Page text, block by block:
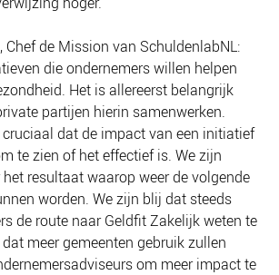
Chef de Mission van SchuldenlabNL:
die ondernemers willen helpen
Het is allereerst belangrijk
partijen hierin samenwerken.
dat de impact van een initiatief
te zien of het effectief is. We zijn
resultaat waarop weer de volgende
worden. We zijn blij dat steeds
de route naar Geldfit Zakelijk weten te
meer gemeenten gebruik zullen
om meer impact te